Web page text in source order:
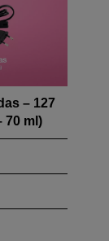
– 127
70 ml)